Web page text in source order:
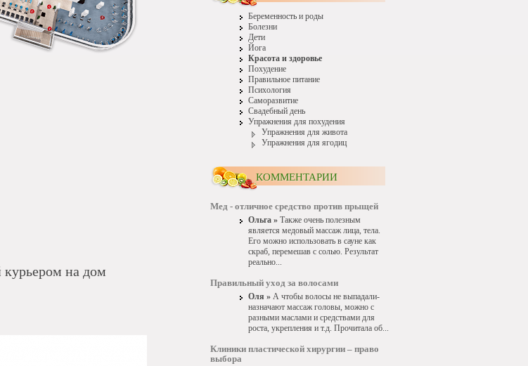
курьером на дом
Беременность и роды
Болезни
Дети
Йога
Красота и здоровье
Похудение
Правильное питание
Психология
Саморазвитие
Свадебный день
Упражнения для похудения
Упражнения для живота
Упражнения для ягодиц
КОММЕНТАРИИ
Мед - отличное средство против прыщей
Ольга » Также очень полезным
является медовый массаж лица, тела.
Его можно использовать в сауне как
скраб, перемешав с солью. Результат
реально...
Правильный уход за волосами
Оля » А чтобы волосы не выпадали-
назначают массаж головы, можно с
разными маслами и средствами для
роста, укрепления и т.д. Прочитала об...
Клиники пластической хирургии – право
выбора